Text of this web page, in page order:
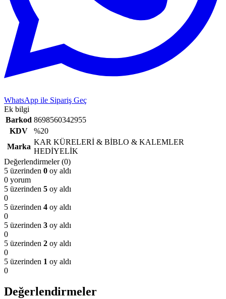
WhatsApp ile Sipariş Geç
Ek bilgi
Barkod 8698560342955
KDV
%20
Marka
KAR KÜRELERİ & BİBLO & KALEMLER
HEDİYELİK
Değerlendirmeler (0)
5 üzerinden 0 oy aldı
0 yorum
5 üzerinden 5 oy aldı
0
5 üzerinden 4 oy aldı
0
5 üzerinden 3 oy aldı
0
5 üzerinden 2 oy aldı
0
5 üzerinden 1 oy aldı
0
Değerlendirmeler